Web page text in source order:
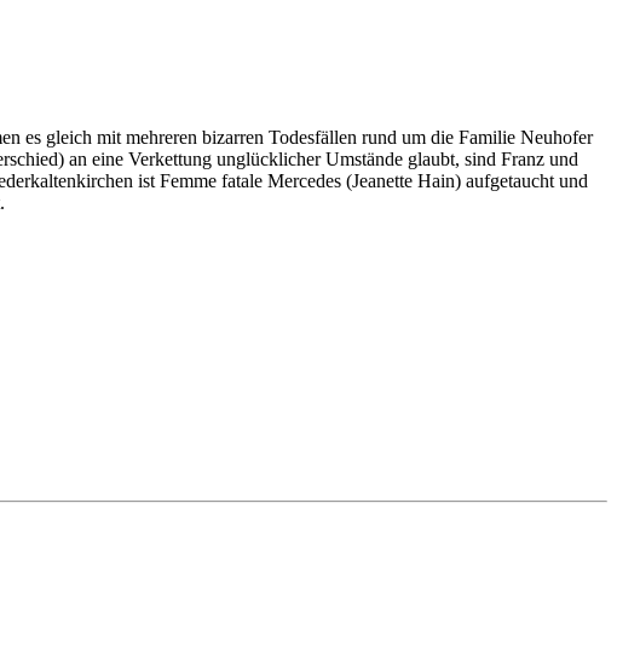
es gleich mit mehreren bizarren Todesfällen rund um die Familie Neuhofer
an eine Verkettung unglücklicher Umstände glaubt, sind Franz und
ist Femme fatale Mercedes (Jeanette Hain) aufgetaucht und